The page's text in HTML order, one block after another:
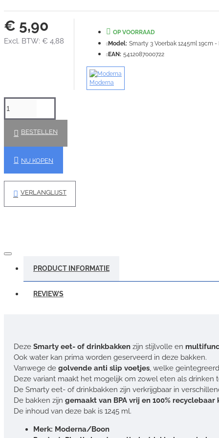
€ 5,90
Excl. BTW: € 4,88
OP VOORRAAD
Model: Smarty 3 Voerbak 1245ml 19cm
EAN: 5412087000722
Moderna
BESTELLEN
NU KOPEN
VERLANGLIJST
PRODUCT INFORMATIE
REVIEWS
Deze Smarty eet- of drinkbakken zijn stijlvolle en
Ook water kan prima worden geserveerd in deze bakken.
Vanwege de golvende anti slip voetjes, welke
Deze variant maakt het mogelijk om zowel eten als drinken
De Smarty eet- of drinkbakken zijn verkrijgbaar in
De bakken zijn gemaakt van BPA vrij en 100% recyclebaar
De inhoud van deze bak is 1245 ml.
Merk: Moderna/Boon